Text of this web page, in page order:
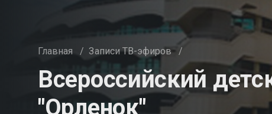
Главная / Записи ТВ-эфиров /
Всероссийский
"Орленок"